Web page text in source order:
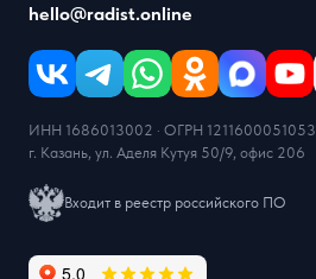
hello@radist.online
ИНН 1686013002 · ОГРН 1211600051053
г. Казань, ул. Аделя Кутуя 50/9, офис 206
Входит в реестр российского ПО